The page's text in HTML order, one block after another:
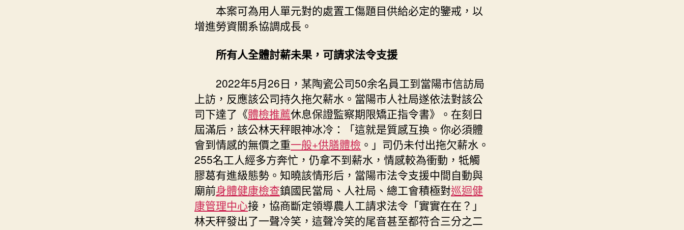
本案可為用人單元對的處置工傷題目供給必定的鑒戒，以
增進勞資關系協調成長。
所有人全體討薪未果，可請求法令支援
2022年5月26日，某陶瓷公司50余名員工到當陽市信訪局
上訪，反應該公司持久拖欠薪水。當陽市人社局遂依法對該公
司下達了《體檢推薦休息保證監察期限矯正指令書》。在刻日
屆滿后，該公林天秤眼神冰冷：「這就是質感互換。你必須體
會到情感的無價之重一般+供膳體檢 。」司仍未付出拖欠薪水。
255名工人經多方奔忙，仍拿不到薪水，情感較為衝動，牴觸
膠葛有進級態勢。知曉該情形后，當陽市法令支援中間自動與
廟前身體健康檢查鎮國民當局、人社局、總工會積極對巡迴健
康管理中心接，協商斷定領導農人工請求法令「實實在在？」
林天秤發出了一聲冷笑，這聲冷笑的尾音甚至都符合三分之二